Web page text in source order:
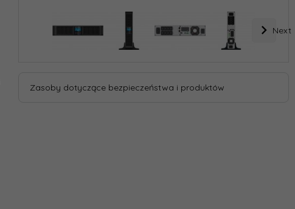
Next
Zasoby dotyczące bezpieczeństwa i produktów